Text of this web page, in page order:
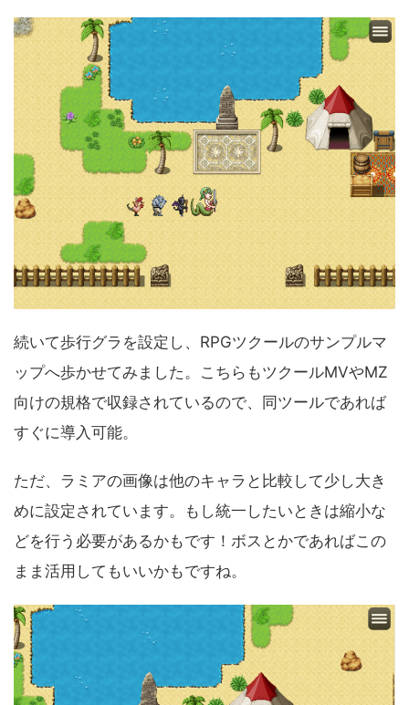
続いて歩行グラを設定し、RPGツクールのサンプルマ
ップへ歩かせてみました。こちらもツクールMVやMZ
向けの規格で収録されているので、同ツールであれば
すぐに導入可能。
ただ、ラミアの画像は他のキャラと比較して少し大き
めに設定されています。もし統一したいときは縮小な
どを行う必要があるかもです！ボスとかであればこの
まま活用してもいいかもですね。